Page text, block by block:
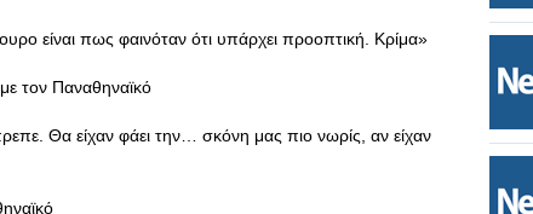
είναι πως φαινόταν ότι υπάρχει προοπτική. Κρίμα»
τον Παναθηναϊκό
Θα είχαν φάει την… σκόνη μας πιο νωρίς, αν είχαν